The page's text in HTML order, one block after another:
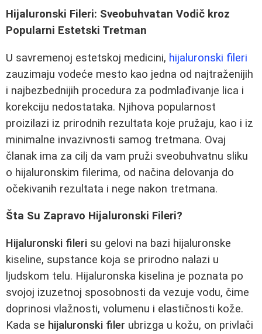
Hijaluronski Fileri: Sveobuhvatan Vodič kroz
Popularni Estetski Tretman
U savremenoj estetskoj medicini, hijaluronski fileri
zauzimaju vodeće mesto kao jedna od najtraženijih
i najbezbednijih procedura za podmlađivanje lica i
korekciju nedostataka. Njihova popularnost
proizilazi iz prirodnih rezultata koje pružaju, kao i iz
minimalne invazivnosti samog tretmana. Ovaj
članak ima za cilj da vam pruži sveobuhvatnu sliku
o hijaluronskim filerima, od načina delovanja do
očekivanih rezultata i nege nakon tretmana.
Šta Su Zapravo Hijaluronski Fileri?
Hijaluronski fileri su gelovi na bazi hijaluronske
kiseline, supstance koja se prirodno nalazi u
ljudskom telu. Hijaluronska kiselina je poznata po
svojoj izuzetnoj sposobnosti da vezuje vodu, čime
doprinosi vlažnosti, volumenu i elastičnosti kože.
Kada se hijaluronski filer ubrizga u kožu, on privlači